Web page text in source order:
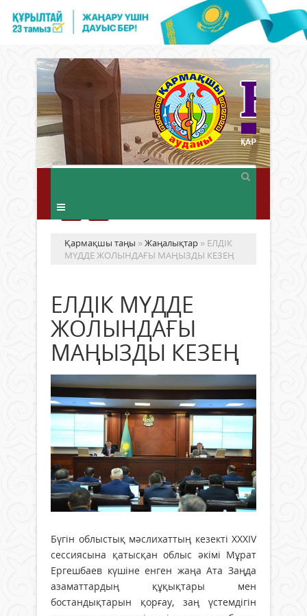
Қармақшы таңы »Жаңалықтар » ЕЛДІК
МҮДДЕ ЖОЛЫНДАҒЫ МАҢЫЗДЫ КЕЗЕҢ
ЕЛДІК МҮДДЕ
ЖОЛЫНДАҒЫ
МАҢЫЗДЫ КЕЗЕҢ
Бүгін облыстық мәслихаттың кезекті XXXIV
сессиясына қатысқан облыс әкімі Мұрат
Ергешбаев күшіне енген жаңа Ата Заңда
азаматтардың құқықтары мен
бостандықтарын қорғау, заң үстемдігін